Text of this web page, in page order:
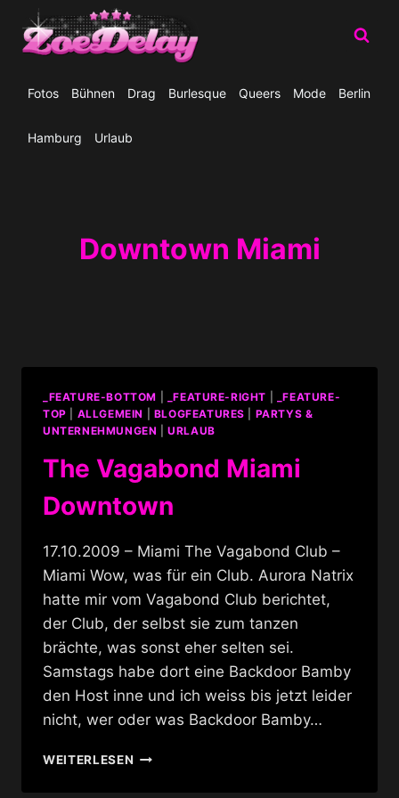
Inhalt
springen
Fotos Bühnen Drag Burlesque Queers Mode Berlin
Hamburg Urlaub
Downtown Miami
_FEATURE-BOTTOM _FEATURE-RIGHT
_FEATURE-
TOP
ALLGEMEIN BLOGFEATURES
PARTYS &
UNTERNEHMUNGEN |URLAUB
The Vagabond Miami
Downtown
17.10.2009 – Miami The Vagabond Club –
Miami Wow, was für ein Club. Aurora Natrix
hatte mir vom Vagabond Club berichtet,
der Club, der selbst sie zum tanzen
brächte, was sonst eher selten sei.
Samstags habe dort eine Backdoor Bamby
den Host inne und ich weiss bis jetzt leider
nicht, wer oder was Backdoor Bamby…
WEITERLESENTHE
MIAMI